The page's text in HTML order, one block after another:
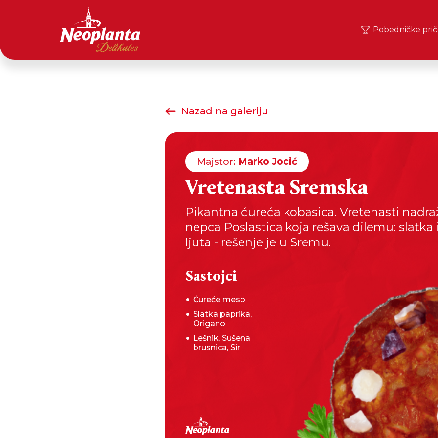
Pobedničke
Nazad na galeriju
Majstor: Marko Jocić
Vretenasta Sremska
Pikantna ćureća kobasica. Vretenasti
nepca Poslastica koja rešava dilemu: slatka
ljuta - rešenje je u Sremu.
Sastojci
Ćureće meso
Slatka paprika,
Origano
Lešnik, Sušena
brusnica, Sir